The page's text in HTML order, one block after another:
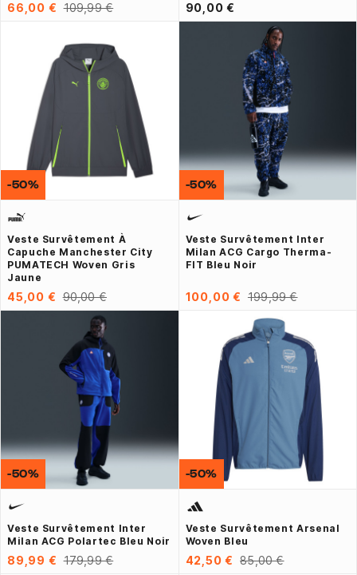
66,00 € 109,99 € 90,00 €
Veste Survêtement À
Capuche Manchester City
PUMATECH Woven Gris
Jaune
45,00 € 90,00 €
-50%
Veste Survêtement Inter
Milan ACG Cargo Therma-
FIT Bleu Noir
100,00 € 199,99 €
-50%
Veste Survêtement Inter
Milan ACG Polartec Bleu Noir
89,99 € 179,99 €
-50%
Veste Survêtement Arsenal
Woven Bleu
42,50 € 85,00 €
-50%